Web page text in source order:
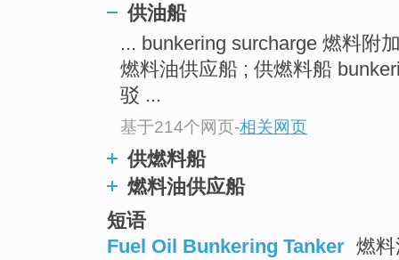
供油船
... bunkering surcharge 燃料附
燃料油供应船 ; 供燃料船
驳 ...
基于214个网页-相关网页
供燃料船
燃料油供应船
短语
Fuel Oil Bunkering Tanker 燃